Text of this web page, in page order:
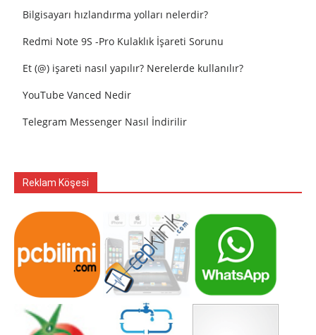
Bilgisayarı hızlandırma yolları nelerdir?
Redmi Note 9S -Pro Kulaklık İşareti Sorunu
Et (@) işareti nasıl yapılır? Nerelerde kullanılır?
YouTube Vanced Nedir
Telegram Messenger Nasıl İndirilir
Reklam Köşesi